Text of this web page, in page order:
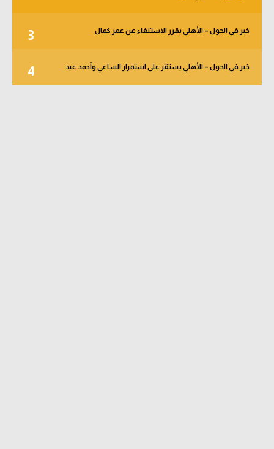
3 خبر في الجول – الأهلي يقرر الاستنغاء عن عمر كمال
4 خبر في الجول – الأهلي يستقر على استمرار الساعي وأحمد عيد